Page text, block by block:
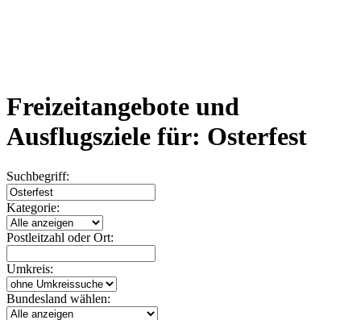
Freizeitangebote und
Ausflugsziele für: Osterfest
Suchbegriff:
Kategorie:
Postleitzahl oder Ort:
Umkreis:
Bundesland wählen: